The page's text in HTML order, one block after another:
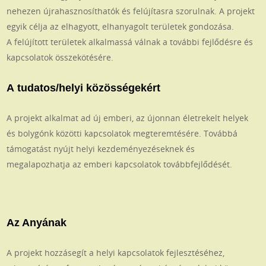
nehezen újrahasznosíthatók és felújítasra szorulnak. A projekt
egyik célja az elhagyott, elhanyagolt területek gondozása.
A felújított területek alkalmassá válnak a további fejlődésre és
kapcsolatok összekötésére.
A tudatos/helyi közösségekért
A projekt alkalmat ad új emberi, az újonnan életrekelt helyek
és bolygónk közötti kapcsolatok megteremtésére. Továbbá
támogatást nyújt helyi kezdeményezéseknek és
megalapozhatja az emberi kapcsolatok továbbfejlődését.
Az Anyának
A projekt hozzásegít a helyi kapcsolatok fejlesztéséhez,